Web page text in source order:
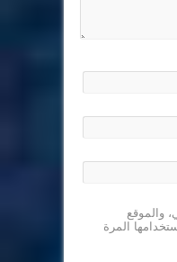
والموقع
المرة